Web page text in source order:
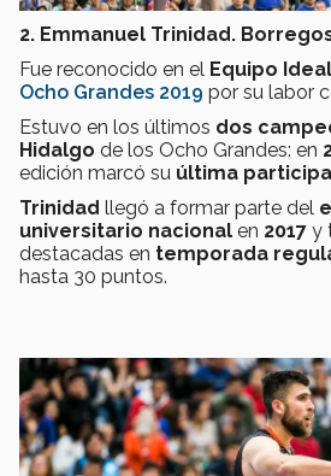
2. Emmanuel Trinidad.
Fue reconocido en el Equipo Ideal
Ocho Grandes 2019 por su labor
Estuvo en los últimos dos
Hidalgo de los Ocho Grandes: en
edición marcó su última
Trinidad llegó a formar parte del
universitario nacional en 2017 y
destacadas en temporada
hasta 30 puntos.